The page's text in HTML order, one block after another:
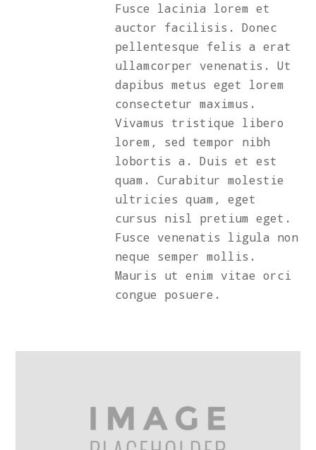
Fusce lacinia lorem et
auctor facilisis. Donec
pellentesque felis a erat
ullamcorper venenatis. Ut
dapibus metus eget lorem
consectetur maximus.
Vivamus tristique libero
lorem, sed tempor nibh
lobortis a. Duis et est
quam. Curabitur molestie
ultricies quam, eget
cursus nisl pretium eget.
Fusce venenatis ligula non
neque semper mollis.
Mauris ut enim vitae orci
congue posuere.